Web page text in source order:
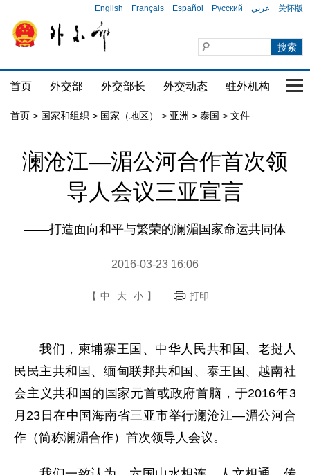
English Français Español Русский عربي 关怀版
首页 外交部 外交部长 外交动态 驻外机构 国
首页 > 国家和组织 > 国家（地区） > 亚洲 > 泰国 > 文件
澜沧江—湄公河合作首次领
导人会议三亚宣言
——打造面向和平与繁荣的澜湄国家命运共同体
2016-03-23 16:06
【 中 大 小 】 打印
我们，柬埔寨王国、中华人民共和国、老挝人
民民主共和国、缅甸联邦共和国、泰王国、越南社
会主义共和国的国家元首或政府首脑，于2016年3
月23日在中国海南省三亚市举行澜沧江—湄公河合
作（简称澜湄合作）首次领导人会议。